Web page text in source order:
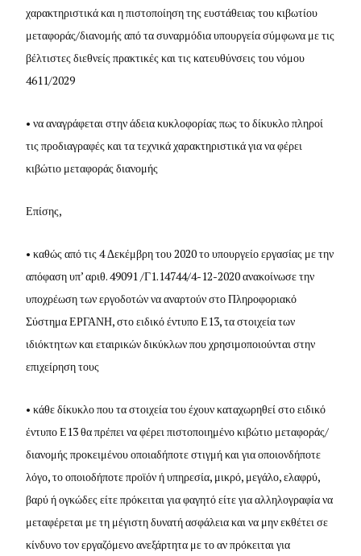
χαρακτηριστικά και η πιστοποίηση της ευστάθειας του κιβωτίου
μεταφοράς/διανομής από τα συναρμόδια υπουργεία σύμφωνα με τις
βέλτιστες διεθνείς πρακτικές και τις κατευθύνσεις του νόμου
4611/2029
• να αναγράφεται στην άδεια κυκλοφορίας πως το δίκυκλο πληροί
τις προδιαγραφές και τα τεχνικά χαρακτηριστικά για να φέρει
κιβώτιο μεταφοράς διανομής
Επίσης,
• καθώς από τις 4 Δεκέμβρη του 2020 το υπουργείο εργασίας με την
απόφαση υπ’ αριθ. 49091 /Γ1.14744/4-12-2020 ανακοίνωσε την
υποχρέωση των εργοδοτών να αναρτούν στο Πληροφοριακό
Σύστημα ΕΡΓΑΝΗ, στο ειδικό έντυπο Ε13, τα στοιχεία των
ιδιόκτητων και εταιρικών δικύκλων που χρησιμοποιούνται στην
επιχείρηση τους
• κάθε δίκυκλο που τα στοιχεία του έχουν καταχωρηθεί στο ειδικό
έντυπο Ε13 θα πρέπει να φέρει πιστοποιημένο κιβώτιο μεταφοράς/
διανομής προκειμένου οποιαδήποτε στιγμή και για οποιονδήποτε
λόγο, το οποιοδήποτε προϊόν ή υπηρεσία, μικρό, μεγάλο, ελαφρύ,
βαρύ ή ογκώδες είτε πρόκειται για φαγητό είτε για αλληλογραφία να
μεταφέρεται με τη μέγιστη δυνατή ασφάλεια και να μην εκθέτει σε
κίνδυνο τον εργαζόμενο ανεξάρτητα με το αν πρόκειται για